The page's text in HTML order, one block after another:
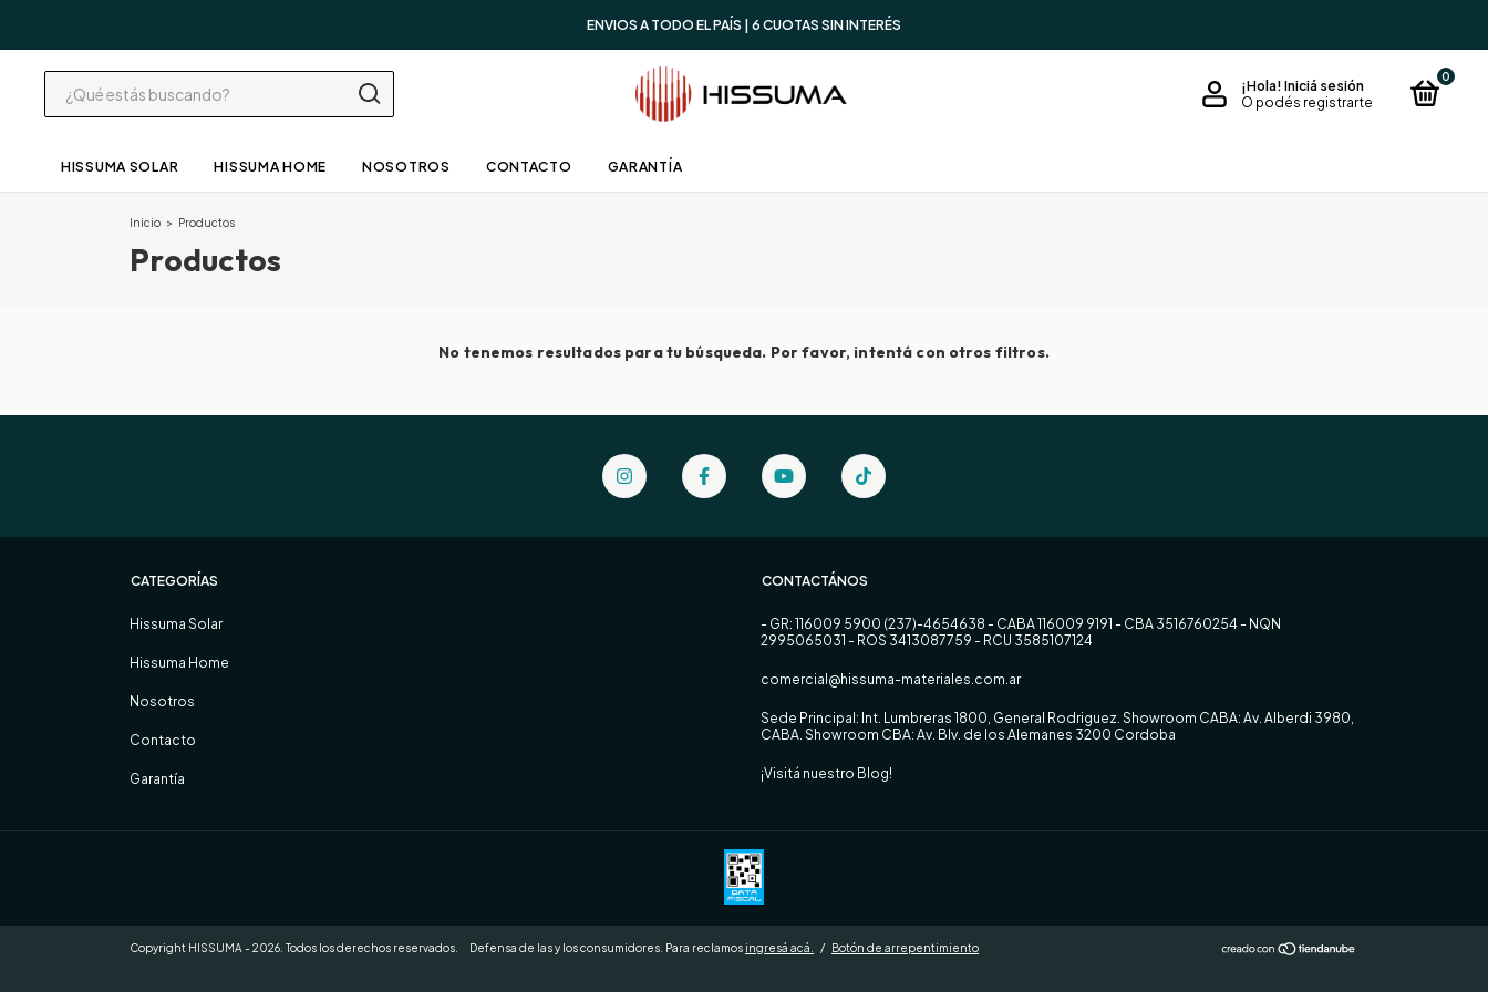
ENVIOS A TODO EL PAÍS | 6 CUOTAS SIN INTERÉS
¡Hola! Iniciá sesión
O podés registrarte
0
HISSUMA SOLAR HISSUMA HOME NOSOTROS CONTACTO GARANTÍA
Inicio > Productos
Productos
No tenemos resultados para tu búsqueda. Por favor, intentá con otros filtros.
CATEGORÍAS
Hissuma Solar
Hissuma Home
Nosotros
Contacto
Garantía
CONTACTÁNOS
- GR: 116009 5900 (237)-4654638 - CABA 116009 9191 - CBA 3516760254 - NQN
2995065031 - ROS 3413087759 - RCU 3585107124
comercial@hissuma-materiales.com.ar
Sede Principal: Int. Lumbreras 1800, General Rodriguez. Showroom CABA: Av. Alberdi 3980,
CABA. Showroom CBA: Av. Blv. de los Alemanes 3200 Cordoba
¡Visitá nuestro Blog!
Copyright HISSUMA - 2026. Todos los derechos reservados. Defensa de las y los consumidores. Para reclamos ingresá acá. / Botón de arrepentimiento